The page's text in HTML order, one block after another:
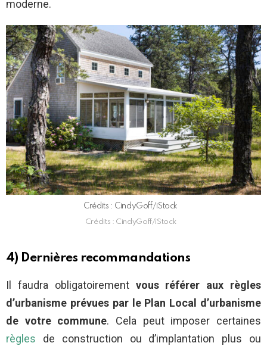
moderne.
Crédits : CindyGoff/iStock
Crédits : CindyGoff/iStock
4) Dernières recommandations
Il faudra obligatoirement vous référer aux règles
d’urbanisme prévues par le Plan Local d’urbanisme
de votre commune. Cela peut imposer certaines
règles de construction ou d’implantation plus ou